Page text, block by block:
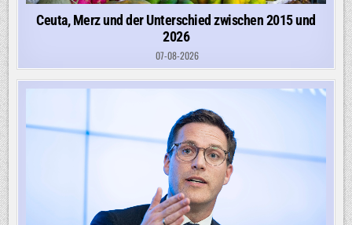
Ceuta, Merz und der Unterschied zwischen 2015 und
2026
07-08-2026